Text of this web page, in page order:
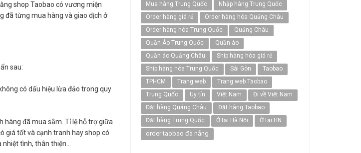
shop Taobao có vương miện
đã từng mua hàng và giao dịch ở
sau:
có dấu hiệu lừa đảo trong quy
hàng đã mua sắm. Tỉ lệ hỗ trợ giữa
giá tốt và cạnh tranh hay shop có
nhiệt tình, thân thiện…
Mua hàng Trung Quốc
Nhập hàng Trung Quốc
Order hàng giá rẻ
Order hàng hóa Quảng Châu
Order hàng hóa Trung Quốc
Quảng Châu
Quần Áo Trung Quốc
Quần áo
Quần áo Quảng Châu
Ship hàng hóa giá rẻ
Ship hàng hóa Trung Quốc
Sài Gòn
Taobao
TPHCM
Trang web
Trang web Taobao
Trung Quốc
Uy tín Việt Nam
Đi về Việt Nam
Đặt hàng Quảng Châu
Đặt hàng Taobao
Đặt hàng Trung Quốc
Ở tại Hà Nội Ở tại HN
order taobao đà nẵng